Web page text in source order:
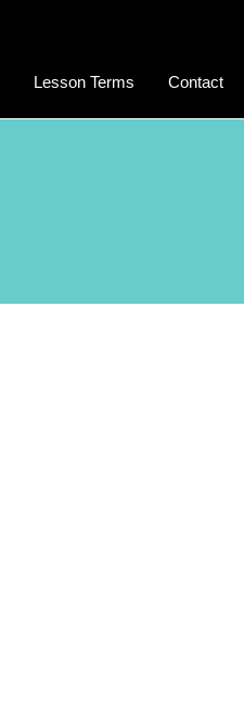
Lesson Terms Contact